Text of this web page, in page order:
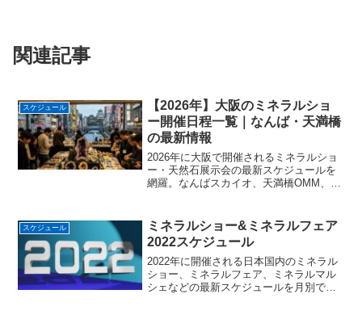
関連記事
スケジュール
【2026年】大阪のミネラルショ
ー開催日程一覧｜なんば・天満橋
の最新情報
2026年に大阪で開催されるミネラルショ
ー・天然石展示会の最新スケジュールを
網羅。なんばスカイオ、天満橋OMM、マ
く解説。関西エリアでの石巡りや仕入れ
計画にぜひご活用ください。
スケジュール
ミネラルショー&ミネラルフェア
2022スケジュール
2022年に開催される日本国内のミネラル
ショー、ミネラルフェア、ミネラルマル
シェなどの最新スケジュールを月別でま